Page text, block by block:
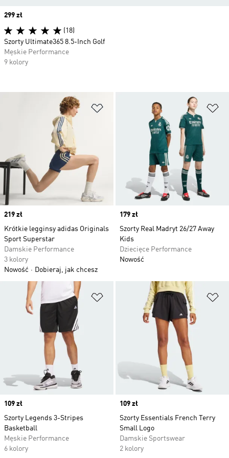
Dodaj do listy życzeń
Price
219 zł
Krótkie legginsy adidas Originals
Sport Superstar
Damskie Performance
3 kolory
Nowość
Dobieraj, jak chcesz
Price
179 zł
Szorty Real Madryt 26/27 Away
Kids
Dziecięce Performance
Nowość
Dodaj do listy życzeń
Price
109 zł
Szorty Legends 3-Stripes
Basketball
Męskie Performance
6 kolory
Price
109 zł
Szorty Essentials French Terry
Small Logo
Damskie Sportswear
2 kolory
Price
299 zł
(18)
Szorty Ultimate365 8.5-Inch Golf
Męskie Performance
9 kolory